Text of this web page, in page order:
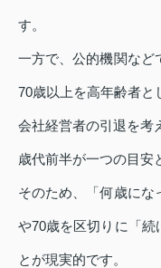
す。
一方で、公的機関など
70歳以上を高年齢者と
会社経営者の引退を考
歳代前半が一つの目安
そのため、「何歳にな
や70歳を区切りに「続
とが現実的です。